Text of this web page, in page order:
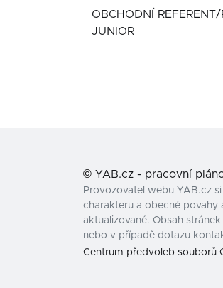
OBCHODNÍ REFERENT/
JUNIOR
© YAB.cz - pracovní
Provozovatel webu YAB.cz
charakteru a obecné povahy
aktualizované. Obsah
nebo v případě dotazu
Centrum předvoleb souborů